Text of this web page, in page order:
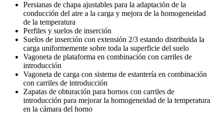
Persianas de chapa ajustables para la adaptación de la
conducción del aire a la carga y mejora de la homogeneidad
de la temperatura
Perfiles y suelos de inserción
Suelos de inserción con extensión 2/3 estando distribuida la
carga uniformemente sobre toda la superficie del suelo
Vagoneta de plataforma en combinación con carriles de
introducción
Vagoneta de carga con sistema de estantería en combinación
con carriles de introducción
Zapatas de obturación para hornos con carriles de
introducción para mejorar la homogeneidad de la temperatura
en la cámara del horno